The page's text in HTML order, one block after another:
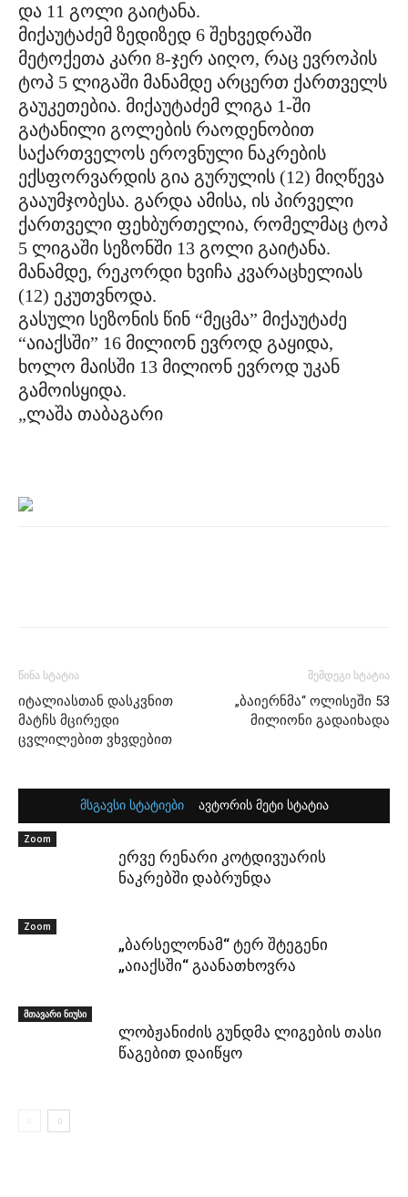
და 11 გოლი გაიტანა.
მიქაუტაძემ ზედიზედ 6 შეხვედრაში
მეტოქეთა კარი 8-ჯერ აიღო, რაც ევროპის
ტოპ 5 ლიგაში მანამდე არცერთ ქართველს
გაუკეთებია. მიქაუტაძემ ლიგა 1-ში
გატანილი გოლების რაოდენობით
საქართველოს ეროვნული ნაკრების
ექსფორვარდის გია გურულის (12) მიღწევა
გააუმჯობესა. გარდა ამისა, ის პირველი
ქართველი ფეხბურთელია, რომელმაც ტოპ
5 ლიგაში სეზონში 13 გოლი გაიტანა.
მანამდე, რეკორდი ხვიჩა კვარაცხელიას
(12) ეკუთვნოდა.
გასული სეზონის წინ “მეცმა” მიქაუტაძე
“აიაქსში” 16 მილიონ ევროდ გაყიდა,
ხოლო მაისში 13 მილიონ ევროდ უკან
გამოისყიდა.
„ლაშა თაბაგარი
წინა სტატია
იტალიასთან დასკვნით
მატჩს მცირედი
ცვლილებით ვხვდებით
შემდეგი სტატია
„ბაიერნმა“ ოლისეში 53
მილიონი გადაიხადა
მსგავსი სტატიები ავტორის მეტი სტატია
Zoom
ერვე რენარი კოტდივუარის
ნაკრებში დაბრუნდა
Zoom
„ბარსელონამ“ ტერ შტეგენი
„აიაქსში“ გაანათხოვრა
მთავარი ნიუსი
ლობჟანიძის გუნდმა ლიგების თასი
წაგებით დაიწყო